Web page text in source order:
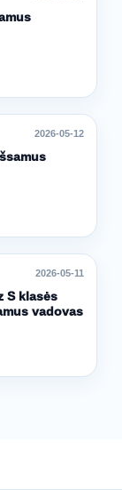
2026-05-12
2026-05-11
S klasės
vadovas